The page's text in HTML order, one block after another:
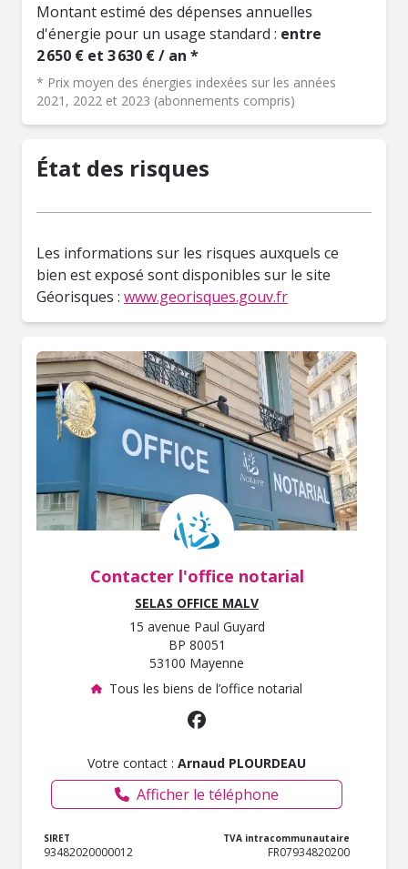
Montant estimé des dépenses annuelles
d'énergie pour un usage standard : entre
2 650 € et 3 630 € / an *
* Prix moyen des énergies indexées sur les années
2021, 2022 et 2023 (abonnements compris)
État des risques
Les informations sur les risques auxquels ce
bien est exposé sont disponibles sur le site
Géorisques : www.georisques.gouv.fr
Contacter l'office notarial
SELAS OFFICE MALV
15 avenue Paul Guyard
BP 80051
53100 Mayenne
Tous les biens de l’office notarial
Votre contact : Arnaud PLOURDEAU
Afficher le téléphone
SIRET
93482020000012
TVA intracommunautaire
FR07934820200